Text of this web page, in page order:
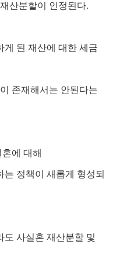
산분할이 인정된다.
게 된 재산에 대한 세금
존재해서는 안된다는
에 대해
정책이 새롭게 형성되
도 사실혼 재산분할 및